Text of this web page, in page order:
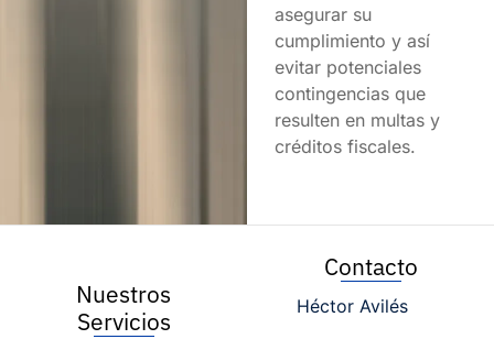
asegurar su
cumplimiento y así
evitar potenciales
contingencias que
resulten en multas y
créditos fiscales.
Contacto
Héctor Avilés
Nuestros
Servicios